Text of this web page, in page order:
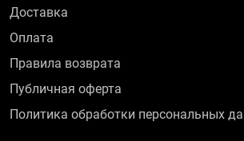
Доставка
Оплата
Правила возврата
Публичная оферта
Политика обработки персональных